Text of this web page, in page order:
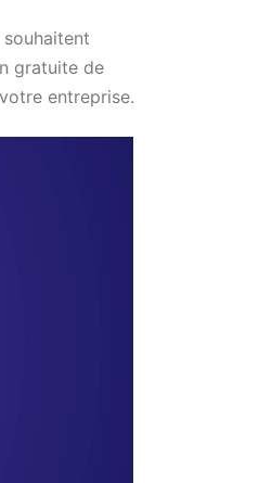
souhaitent
gratuite de
entreprise.